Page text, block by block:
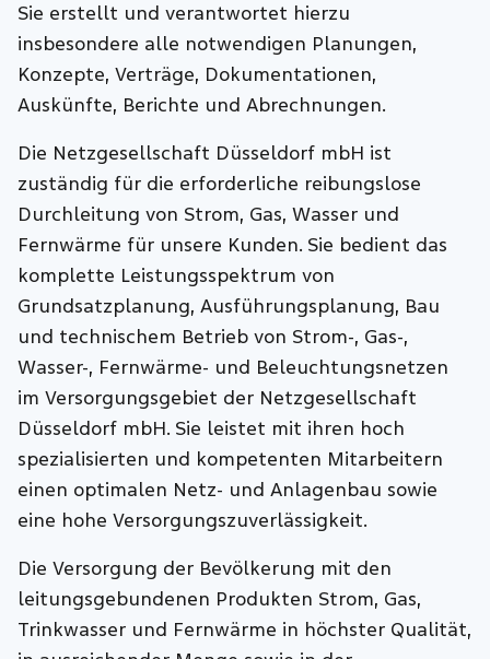
Sie erstellt und verantwortet hierzu
insbesondere alle notwendigen Planungen,
Konzepte, Verträge, Dokumentationen,
Auskünfte, Berichte und Abrechnungen.
Die Netzgesellschaft Düsseldorf mbH ist
zuständig für die erforderliche reibungslose
Durchleitung von Strom, Gas, Wasser und
Fernwärme für unsere Kunden. Sie bedient das
komplette Leistungsspektrum von
Grundsatzplanung, Ausführungsplanung, Bau
und technischem Betrieb von Strom-, Gas-,
Wasser-, Fernwärme- und Beleuchtungsnetzen
im Versorgungsgebiet der Netzgesellschaft
Düsseldorf mbH. Sie leistet mit ihren hoch
spezialisierten und kompetenten Mitarbeitern
einen optimalen Netz- und Anlagenbau sowie
eine hohe Versorgungszuverlässigkeit.
Die Versorgung der Bevölkerung mit den
leitungsgebundenen Produkten Strom, Gas,
Trinkwasser und Fernwärme in höchster Qualität,